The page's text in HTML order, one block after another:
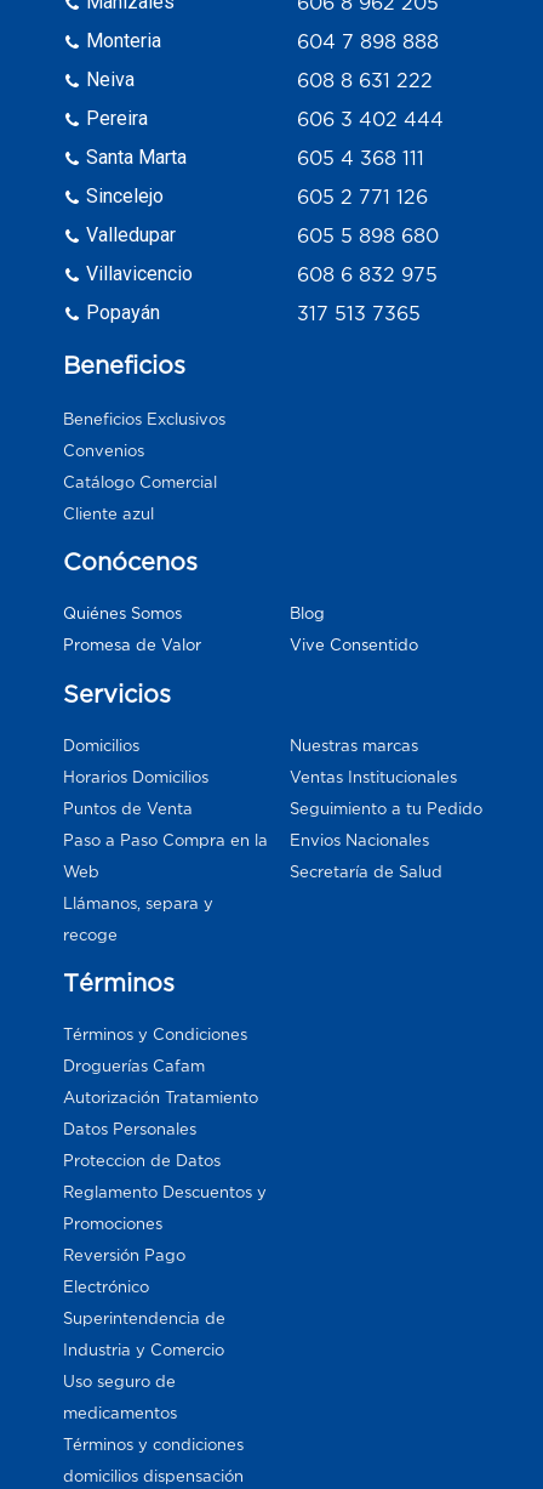
Monteria
Neiva
Pereira
Santa Marta
Sincelejo
Valledupar
Villavicencio
Popayán
604 7 898 888
608 8 631 222
606 3 402 444
605 4 368 111
605 2 771 126
605 5 898 680
608 6 832 975
317 513 7365
Beneficios
Beneficios Exclusivos
Convenios
Catálogo Comercial
Cliente azul
Conócenos
Quiénes Somos
Promesa de Valor
Blog
Vive Consentido
Servicios
Domicilios
Horarios Domicilios
Puntos de Venta
Paso a Paso Compra en la
Web
Llámanos, separa y
recoge
Nuestras marcas
Ventas Institucionales
Seguimiento a tu Pedido
Envios Nacionales
Secretaría de Salud
Términos
Términos y Condiciones
Droguerías Cafam
Autorización Tratamiento
Datos Personales
Proteccion de Datos
Reglamento Descuentos y
Promociones
Reversión Pago
Electrónico
Superintendencia de
Industria y Comercio
Uso seguro de
medicamentos
Términos y condiciones
domicilios dispensación